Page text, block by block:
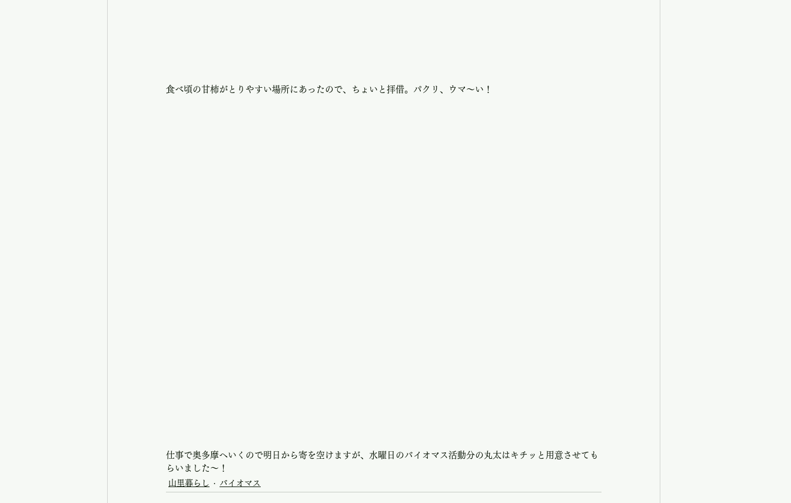
食べ頃の甘柿がとりやすい場所にあったので、ちょいと拝借。パクリ、ウマ〜い！
仕事で奥多摩へいくので明日から寄を空けますが、水曜日のバイオマス活動分の丸太はキチッと用意させても
らいました〜！
山里暮らし バイオマス